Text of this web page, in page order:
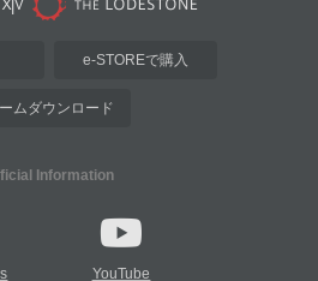
e-STOREで購入
ムダウンロード
Information
YouTube